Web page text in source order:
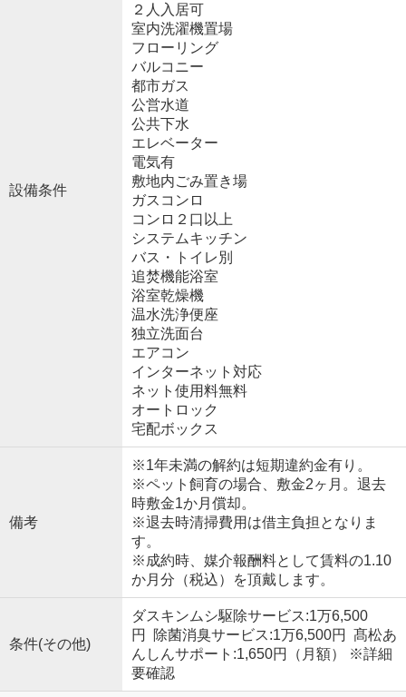
設備条件
２人入居可
室内洗濯機置場
フローリング
バルコニー
都市ガス
公営水道
公共下水
エレベーター
電気有
敷地内ごみ置き場
ガスコンロ
コンロ２口以上
システムキッチン
バス・トイレ別
追焚機能浴室
浴室乾燥機
温水洗浄便座
独立洗面台
エアコン
インターネット対応
ネット使用料無料
オートロック
宅配ボックス
備考
※1年未満の解約は短期違約金有り。
※ペット飼育の場合、敷金2ヶ月。退去
時敷金1か月償却。
※退去時清掃費用は借主負担となりま
す。
※成約時、媒介報酬料として賃料の1.10
か月分（税込）を頂戴します。
条件(その他)
ダスキンムシ駆除サービス:1万6,500
円 除菌消臭サービス:1万6,500円 髙松あ
んしんサポート:1,650円（月額） ※詳細
要確認